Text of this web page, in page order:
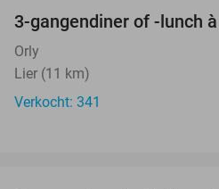
3-gangendiner of -lunch
Orly
Lier (11 km)
Verkocht: 341